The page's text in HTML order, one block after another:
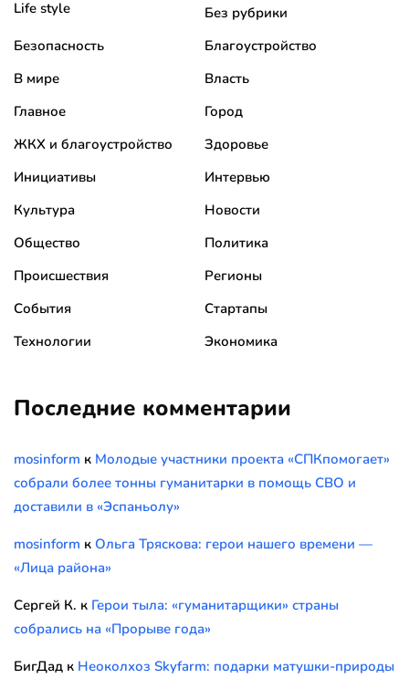
Life style
Без рубрики
Безопасность
Благоустройство
В мире
Власть
Главное
Город
ЖКХ и благоустройство
Здоровье
Инициативы
Интервью
Культура
Новости
Общество
Политика
Происшествия
Регионы
События
Стартапы
Технологии
Экономика
Последние комментарии
mosinform к Молодые участники проекта «СПКпомогает»
собрали более тонны гуманитарки в помощь СВО и
доставили в «Эспаньолу»
mosinform к Ольга Тряскова: герои нашего времени —
«Лица района»
Сергей К. к Герои тыла: «гуманитарщики» страны
собрались на «Прорыве года»
БигДад к Неоколхоз Skyfarm: подарки матушки-природы